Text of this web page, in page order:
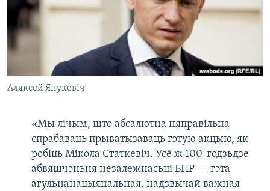
Аляксей Янукевіч
«Мы лічым, што абсалютна няправільна
спрабаваць прыватызаваць гэтую акцыю, як
робіць Мікола Статкевіч. Усё ж 100-годзьдзе
абвяшчэньня незалежнасьці БНР — гэта
агульнанацыянальная, надзвычай важная